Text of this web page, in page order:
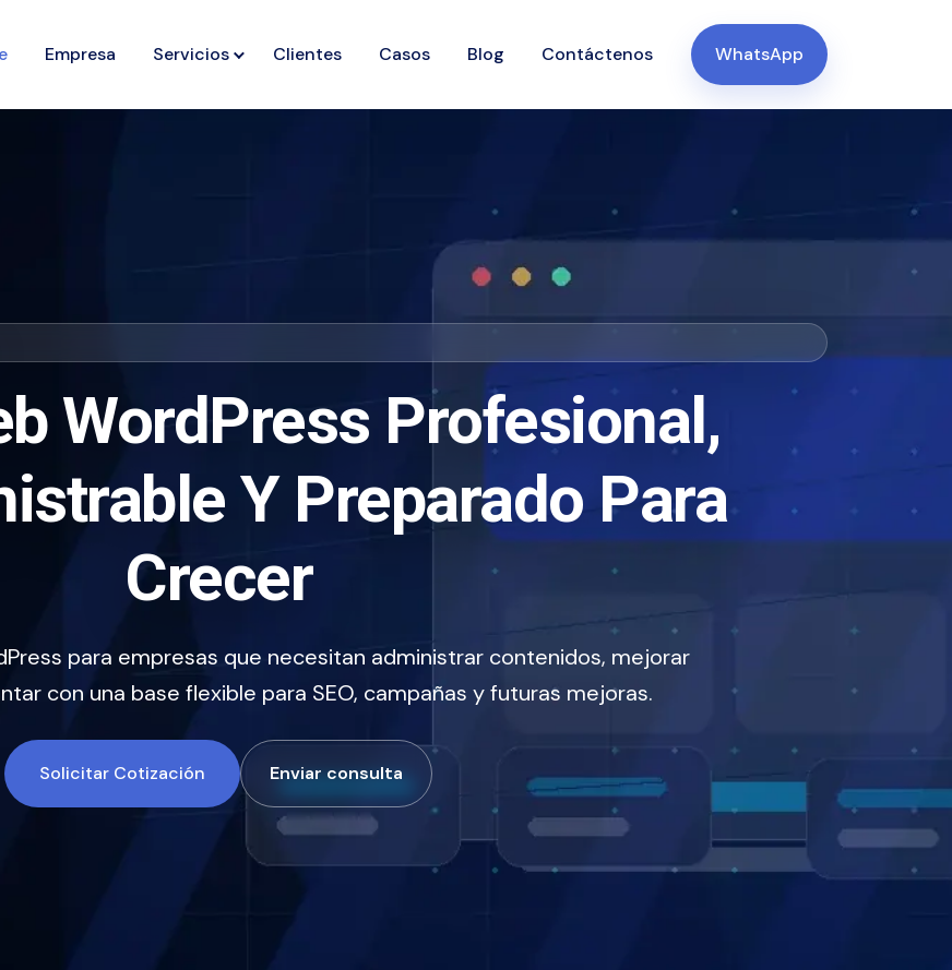
Empresa Servicios Clientes Casos Blog Contáctenos WhatsApp
WordPress Profesional,
Y Preparado Para
Crecer
para empresas que necesitan administrar contenidos, mejorar
con una base flexible para SEO, campañas y futuras mejoras.
Solicitar Cotización Enviar consulta